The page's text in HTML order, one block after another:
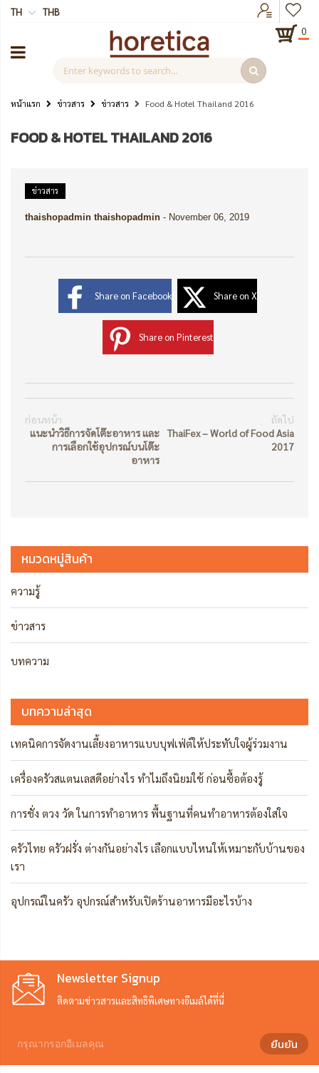
TH
THB
0
หน้าแรก ข่าวสาร ข่าวสาร Food & Hotel Thailand 2016
FOOD & HOTEL THAILAND 2016
ข่าวสาร
thaishopadmin thaishopadmin - November 06, 2019
Share on Facebook Share on X
Share on Pinterest
ก่อนหน้า
แนะนำวิธีการจัดโต๊ะอาหาร และ
การเลือกใช้อุปกรณ์บนโต๊ะ
อาหาร
ถัดไป
ThaiFex – World of Food Asia
2017
หมวดหมู่สินค้า
ความรู้
ข่าวสาร
บทความ
บทความล่าสุด
เทคนิคการจัดงานเลี้ยงอาหารแบบบุฟเฟ่ต์ให้ประทับใจผู้ร่วมงาน
เครื่องครัวสแตนเลสดีอย่างไร ทำไมถึงนิยมใช้ ก่อนซื้อต้องรู้
การชั่ง ตวง วัด ในการทำอาหาร พื้นฐานที่คนทำอาหารต้องใส่ใจ
ครัวไทย ครัวฝรั่ง ต่างกันอย่างไร เลือกแบบไหนให้เหมาะกับบ้านของ
เรา
อุปกรณ์ในครัว อุปกรณ์สำหรับเปิดร้านอาหารมีอะไรบ้าง
Newsletter Signup
ติดตามข่าวสารและสิทธิพิเศษทางอีเมล์ได้ที่นี่
ยืนยัน